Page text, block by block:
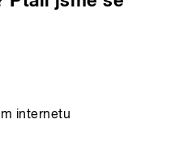
internetu